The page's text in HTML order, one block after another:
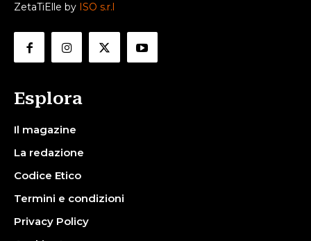
ZetaTiElle by ISO s.r.l
Esplora
Il magazine
La redazione
Codice Etico
Termini e condizioni
Privacy Policy